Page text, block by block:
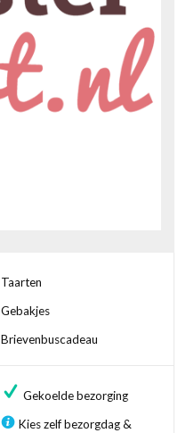
Taarten
Gebakjes
Brievenbuscadeau
Gekoelde bezorging
Kies zelf bezorgdag &